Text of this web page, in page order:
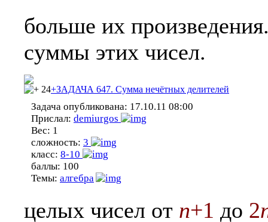
больше их
суммы этих чисел.
24+ЗАДАЧА 647. Сумма нечётных делителей
Задача опубликована: 17.10.11 08:00
Прислал: demiurgos
Вес: 1
сложность: 3
класс: 8-10
баллы: 100
Темы: алгебра
целых чисел от n+1 до 2